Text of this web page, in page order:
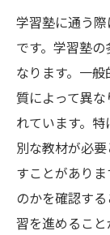
ト
学習塾の
び方
料金
料金
コー
学習
学習塾に通う
です。学習塾
なります。一
質によって異
れています。
別な教材が必
すことがあり
のかを確認す
習を進めるこ